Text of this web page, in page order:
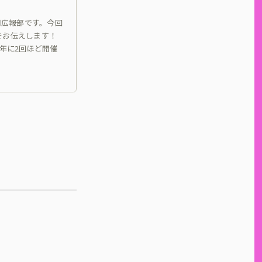
報部です。今回
伝えします！
に2回ほど開催